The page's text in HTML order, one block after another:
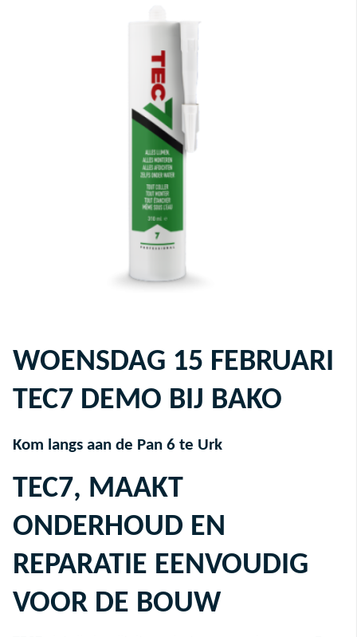
WOENSDAG 15 FEBRUARI
TEC7 DEMO BIJ BAKO
Kom langs aan de Pan 6 te Urk
TEC7, MAAKT
ONDERHOUD EN
REPARATIE EENVOUDIG
VOOR DE BOUW